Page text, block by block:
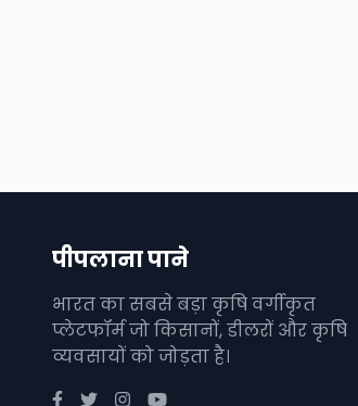
पीपलाना पाने
भारत का सबसे बड़ा कृषि वर्गीकृत
प्लेटफॉर्म जो किसानों, डीलरों और कृषि
व्यवसायों को जोड़ता है।